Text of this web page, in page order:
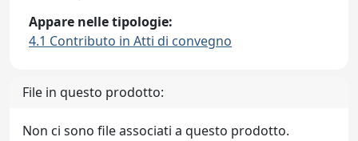
Appare nelle tipologie:
4.1 Contributo in Atti di convegno
File in questo prodotto:
Non ci sono file associati a questo prodotto.